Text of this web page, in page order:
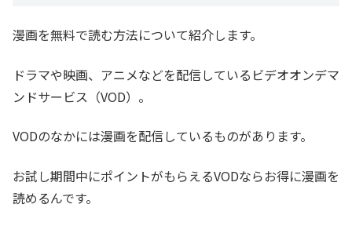
漫画を無料で読む方法について紹介します。
ドラマや映画、アニメなどを配信しているビデオオンデマ
ンドサービス（VOD）。
VODのなかには漫画を配信しているものがあります。
お試し期間中にポイントがもらえるVODならお得に漫画を
読めるんです。